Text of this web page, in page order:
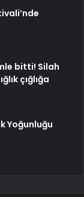
bitti! Silah
çığlığa
Yoğunluğu